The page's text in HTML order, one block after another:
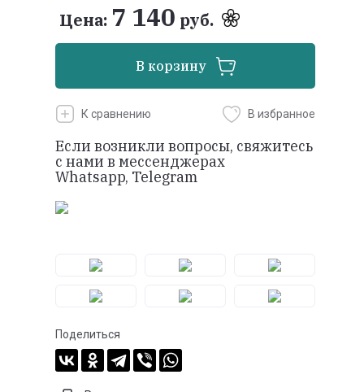
Цена: 7 140 руб.
В корзину
К сравнению В избранное
Если возникли вопросы, свяжитесь
с нами в мессенджерах
Whatsapp, Telegram
Поделиться